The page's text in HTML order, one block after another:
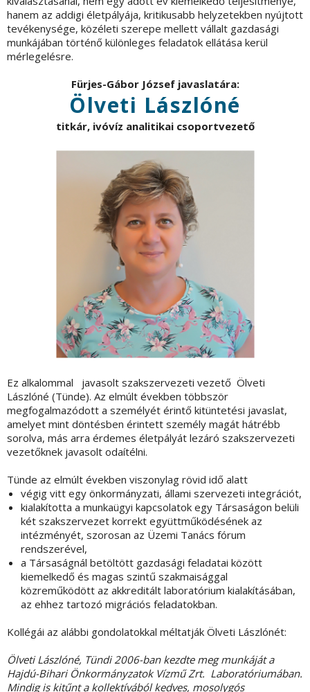
hanem az addigi életpályája, kritikusabb helyzetekben nyújtott
tevékenysége, közéleti szerepe mellett vállalt gazdasági
munkájában történő különleges feladatok ellátása kerül
mérlegelésre.
Fürjes-Gábor József javaslatára:
Ölveti Lászlóné
titkár, ivóvíz analitikai csoportvezető
Ez alkalommal javasolt szakszervezeti vezető Ölveti
Lászlóné (Tünde). Az elmúlt években többször
megfogalmazódott a személyét érintő kitüntetési javaslat,
amelyet mint döntésben érintett személy magát hátrébb
sorolva, más arra érdemes életpályát lezáró szakszervezeti
vezetőknek javasolt odaítélni.
Tünde az elmúlt években viszonylag rövid idő alatt
végig vitt egy önkormányzati, állami szervezeti integrációt,
kialakította a munkaügyi kapcsolatok egy Társaságon belüli
két szakszervezet korrekt együttműködésének az
intézményét, szorosan az Üzemi Tanács fórum
rendszerével,
a Társaságnál betöltött gazdasági feladatai között
kiemelkedő és magas szintű szakmaisággal
közreműködött az akkreditált laboratórium kialakításában,
az ehhez tartozó migrációs feladatokban.
Kollégái az alábbi gondolatokkal méltatják Ölveti Lászlónét:
Ölveti Lászlóné, Tündi 2006-ban kezdte meg munkáját a
Hajdú-Bihari Önkormányzatok Vízmű Zrt. Laboratóriumában.
Mindig is kitűnt a kollektívából kedves, mosolygós